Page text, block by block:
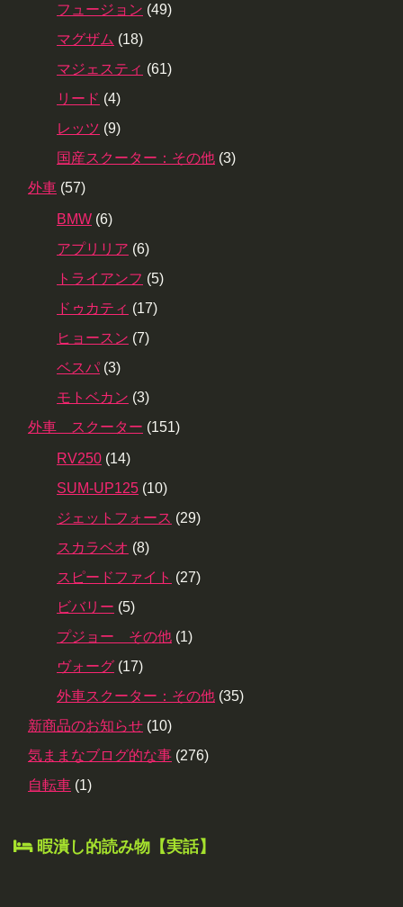
フュージョン (49)
マグザム (18)
マジェスティ (61)
リード (4)
レッツ (9)
国産スクーター：その他 (3)
外車 (57)
BMW (6)
アプリリア (6)
トライアンフ (5)
ドゥカティ (17)
ヒョースン (7)
ベスパ (3)
モトベカン (3)
外車 スクーター (151)
RV250 (14)
SUM-UP125 (10)
ジェットフォース (29)
スカラベオ (8)
スピードファイト (27)
ビバリー (5)
プジョー その他 (1)
ヴォーグ (17)
外車スクーター：その他 (35)
新商品のお知らせ (10)
気ままなブログ的な事 (276)
自転車 (1)
暇潰し的読み物【実話】